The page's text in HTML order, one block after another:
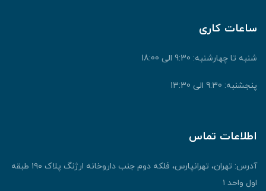
ساعات کاری
شنبه تا چهارشنبه: 9:30 الی 18:00
پنجشنبه: 9:30 الی 13:30
اطلاعات تماس
آدرس: تهران، تهرانپارس، فلکه دوم جنب داروخانه ارژنگ پلاک ۱۹۰ طبقه
اول واحد ۱